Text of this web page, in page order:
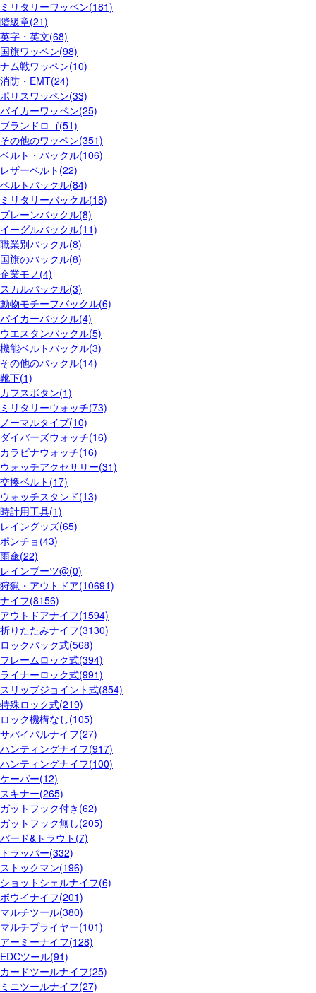
ミリタリーワッペン(181)
階級章(21)
英字・英文(68)
国旗ワッペン(98)
ナム戦ワッペン(10)
消防・EMT(24)
ポリスワッペン(33)
バイカーワッペン(25)
ブランドロゴ(51)
その他のワッペン(351)
ベルト・バックル(106)
レザーベルト(22)
ベルトバックル(84)
ミリタリーバックル(18)
プレーンバックル(8)
イーグルバックル(11)
職業別バックル(8)
国旗のバックル(8)
企業モノ(4)
スカルバックル(3)
動物モチーフバックル(6)
バイカーバックル(4)
ウエスタンバックル(5)
機能ベルトバックル(3)
その他のバックル(14)
靴下(1)
カフスボタン(1)
ミリタリーウォッチ(73)
ノーマルタイプ(10)
ダイバーズウォッチ(16)
カラビナウォッチ(16)
ウォッチアクセサリー(31)
交換ベルト(17)
ウォッチスタンド(13)
時計用工具(1)
レイングッズ(65)
ポンチョ(43)
雨傘(22)
レインブーツ@(0)
狩猟・アウトドア(10691)
ナイフ(8156)
アウトドアナイフ(1594)
折りたたみナイフ(3130)
ロックバック式(568)
フレームロック式(394)
ライナーロック式(991)
スリップジョイント式(854)
特殊ロック式(219)
ロック機構なし(105)
サバイバルナイフ(27)
ハンティングナイフ(917)
ハンティングナイフ(100)
ケーパー(12)
スキナー(265)
ガットフック付き(62)
ガットフック無し(205)
バード&トラウト(7)
トラッパー(332)
ストックマン(196)
ショットシェルナイフ(6)
ボウイナイフ(201)
マルチツール(380)
マルチプライヤー(101)
アーミーナイフ(128)
EDCツール(91)
カードツールナイフ(25)
ミニツールナイフ(27)